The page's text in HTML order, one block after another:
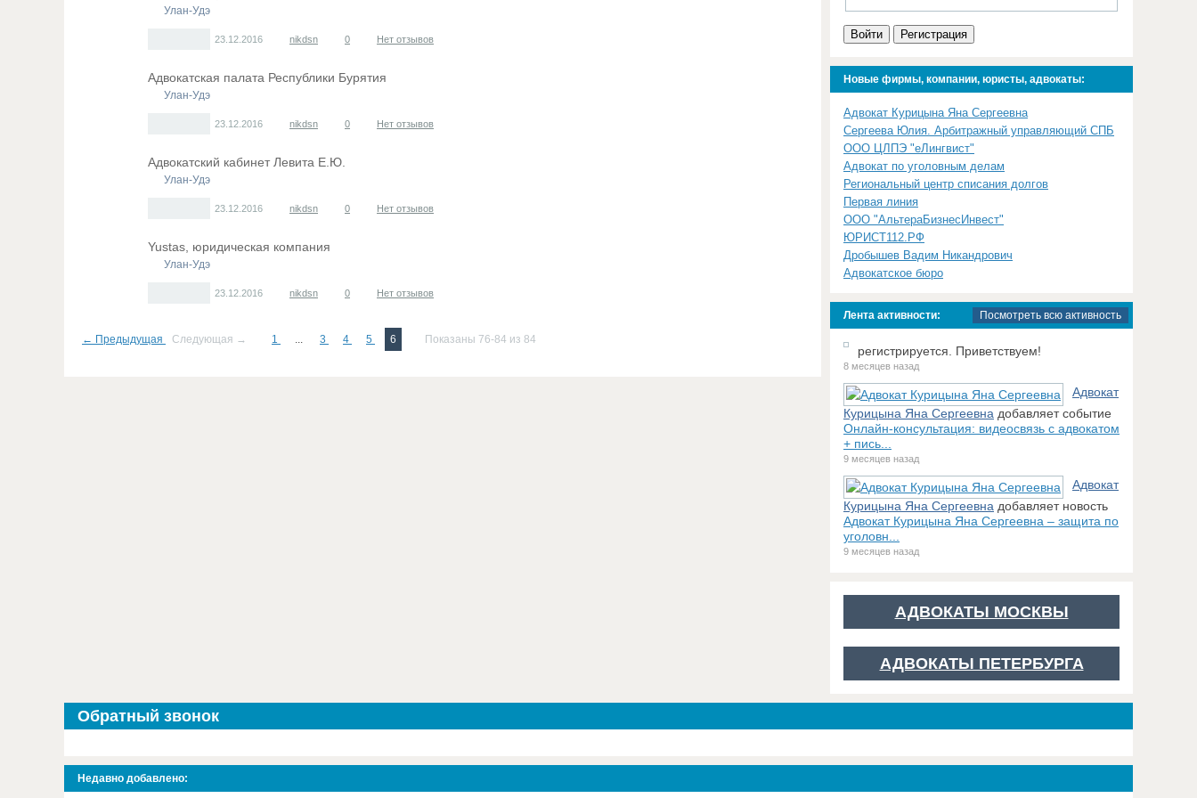
Улан-Удэ
23.12.2016 nikdsn 0 Нет отзывов
Адвокатская палата Республики Бурятия
Улан-Удэ
23.12.2016 nikdsn 0 Нет отзывов
Адвокатский кабинет Левита Е.Ю.
Улан-Удэ
23.12.2016 nikdsn 0 Нет отзывов
Yustas, юридическая компания
Улан-Удэ
23.12.2016 nikdsn 0 Нет отзывов
← Предыдущая Следующая → 1 ... 3 4 5 6 Показаны 76-84 из 84
Войти Регистрация
Новые фирмы, компании, юристы, адвокаты:
Адвокат Курицына Яна Сергеевна
Сергеева Юлия. Арбитражный управляющий СПБ
ООО ЦЛПЭ "еЛингвист"
Адвокат по уголовным делам
Региональный центр списания долгов
Первая линия
ООО "АльтераБизнесИнвест"
ЮРИСТ112.РФ
Дробышев Вадим Никандрович
Адвокатское бюро
Лента активности: Посмотреть всю активность
регистрируется. Приветствуем!
8 месяцев назад
Адвокат
Курицына Яна Сергеевна добавляет событие
Онлайн-консультация: видеосвязь с адвокатом
+ пись...
9 месяцев назад
Адвокат
Курицына Яна Сергеевна добавляет новость
Адвокат Курицына Яна Сергеевна – защита по
уголовн...
9 месяцев назад
АДВОКАТЫ МОСКВЫ
АДВОКАТЫ ПЕТЕРБУРГА
Обратный звонок
Недавно добавлено: